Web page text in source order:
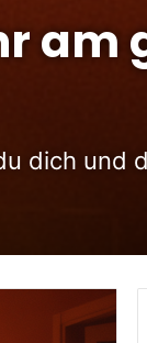
am
dich und